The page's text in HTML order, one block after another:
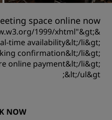
space online now
1999/xhtml"&gt;
time availability&lt;/li&gt;
confirmation&lt;/li&gt;
online payment&lt;/li&gt;
&lt;/ul&gt;
NOW